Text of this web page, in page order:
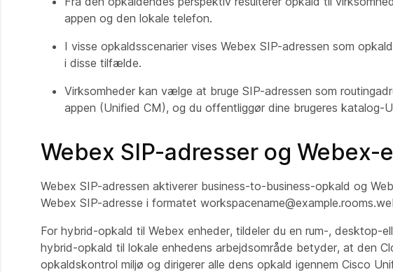
appen og den lokale telefon.
I visse opkaldsscenarier vises Webex SIP-adressen som
i disse tilfælde.
Virksomheder kan vælge at bruge SIP-adressen som
appen (Unified CM), og du offentliggør dine brugeres
Webex SIP-adresser og
Webex SIP-adressen aktiverer business-to-business-opkald og
Webex SIP-adresse i formatet
For hybrid-opkald til Webex enheder, tildeler du en rum-, desktop-
hybrid-opkald til lokale enhedens arbejdsområde betyder, at den
opkaldskontrol miljø og dirigerer alle dens opkald igennem Cisco